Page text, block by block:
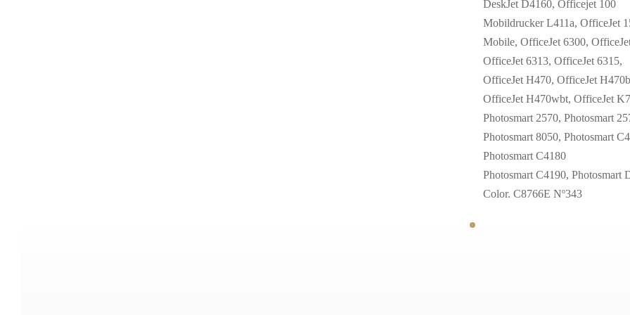
DeskJet D4160, Officejet 100
Mobildrucker L411a, OfficeJet
Mobile, OfficeJet 6300,
OfficeJet 6313, OfficeJet 6315,
OfficeJet H470, OfficeJet
OfficeJet H470wbt, OfficeJet
Photosmart 2570, Photosmart
Photosmart 8050, Photosmart
Photosmart C4180
Photosmart C4190, Photosmart
Color. C8766E Nº343